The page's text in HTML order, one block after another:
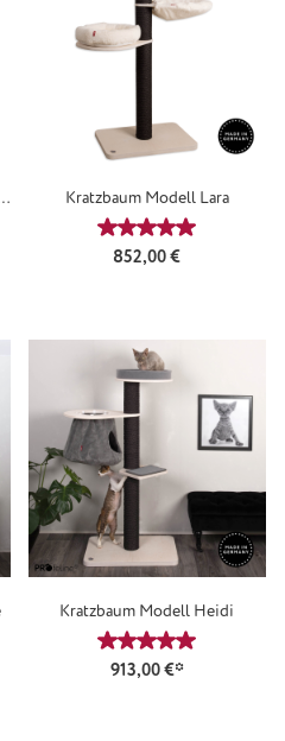
Kratzbaum Modell Lara
Durchschnittliche
Regulärer Preis:
852,00 €
Bewertung von 5 von 5 Sternen
Kratzbaum Modell Heidi
Durchschnittliche
913,00 €*